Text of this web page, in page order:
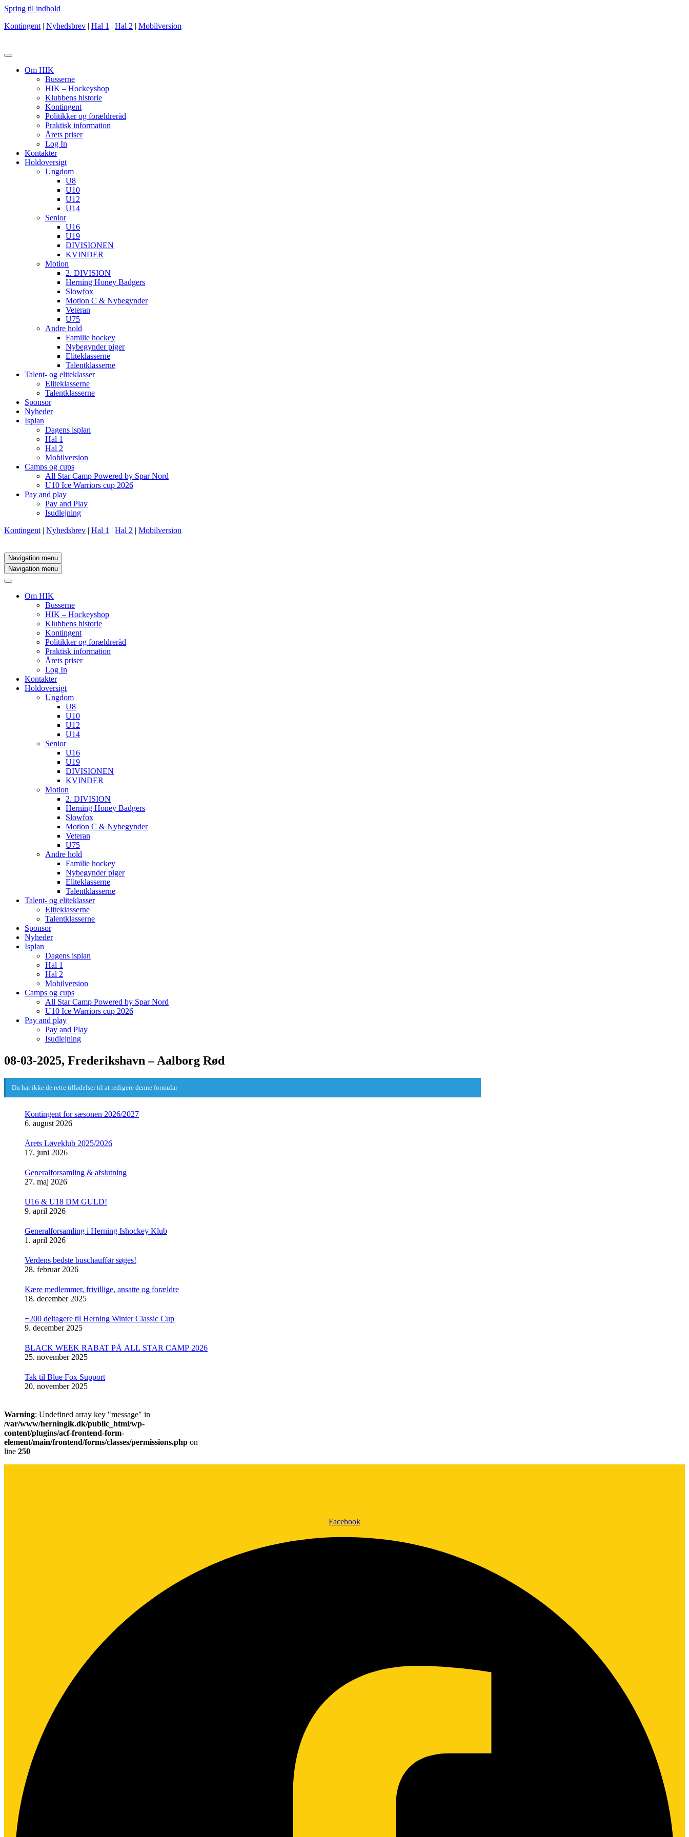
Spring til indhold
Kontingent | Nyhedsbrev | Hal 1 | Hal 2 | Mobilversion
Om HIK
Busserne
HIK – Hockeyshop
Klubbens historie
Kontingent
Politikker og forældreråd
Praktisk information
Årets priser
Log In
Kontakter
Holdoversigt
Ungdom
U8
U10
U12
U14
Senior
U16
U19
DIVISIONEN
KVINDER
Motion
2. DIVISION
Herning Honey Badgers
Slowfox
Motion C & Nybegynder
Veteran
U75
Andre hold
Familie hockey
Nybegynder piger
Eliteklasserne
Talentklasserne
Talent- og eliteklasser
Eliteklasserne
Talentklasserne
Sponsor
Nyheder
Isplan
Dagens isplan
Hal 1
Hal 2
Mobilversion
Camps og cups
All Star Camp Powered by Spar Nord
U10 Ice Warriors cup 2026
Pay and play
Pay and Play
Isudlejning
Kontingent | Nyhedsbrev | Hal 1 | Hal 2 | Mobilversion
Navigation menu
Navigation menu
Om HIK
Busserne
HIK – Hockeyshop
Klubbens historie
Kontingent
Politikker og forældreråd
Praktisk information
Årets priser
Log In
Kontakter
Holdoversigt
Ungdom
U8
U10
U12
U14
Senior
U16
U19
DIVISIONEN
KVINDER
Motion
2. DIVISION
Herning Honey Badgers
Slowfox
Motion C & Nybegynder
Veteran
U75
Andre hold
Familie hockey
Nybegynder piger
Eliteklasserne
Talentklasserne
Talent- og eliteklasser
Eliteklasserne
Talentklasserne
Sponsor
Nyheder
Isplan
Dagens isplan
Hal 1
Hal 2
Mobilversion
Camps og cups
All Star Camp Powered by Spar Nord
U10 Ice Warriors cup 2026
Pay and play
Pay and Play
Isudlejning
08-03-2025, Frederikshavn – Aalborg Rød
Du har ikke de rette tilladelser til at redigere denne formular
Kontingent for sæsonen 2026/2027
6. august 2026
Årets Løveklub 2025/2026
17. juni 2026
Generalforsamling & afslutning
27. maj 2026
U16 & U18 DM GULD!
9. april 2026
Generalforsamling i Herning Ishockey Klub
1. april 2026
Verdens bedste buschauffør søges!
28. februar 2026
Kære medlemmer, frivillige, ansatte og forældre
18. december 2025
+200 deltagere til Herning Winter Classic Cup
9. december 2025
BLACK WEEK RABAT PÅ ALL STAR CAMP 2026
25. november 2025
Tak til Blue Fox Support
20. november 2025
Warning: Undefined array key "message" in
/var/www/herningik.dk/public_html/wp-
content/plugins/acf-frontend-form-
element/main/frontend/forms/classes/permissions.php on
line 250
Facebook